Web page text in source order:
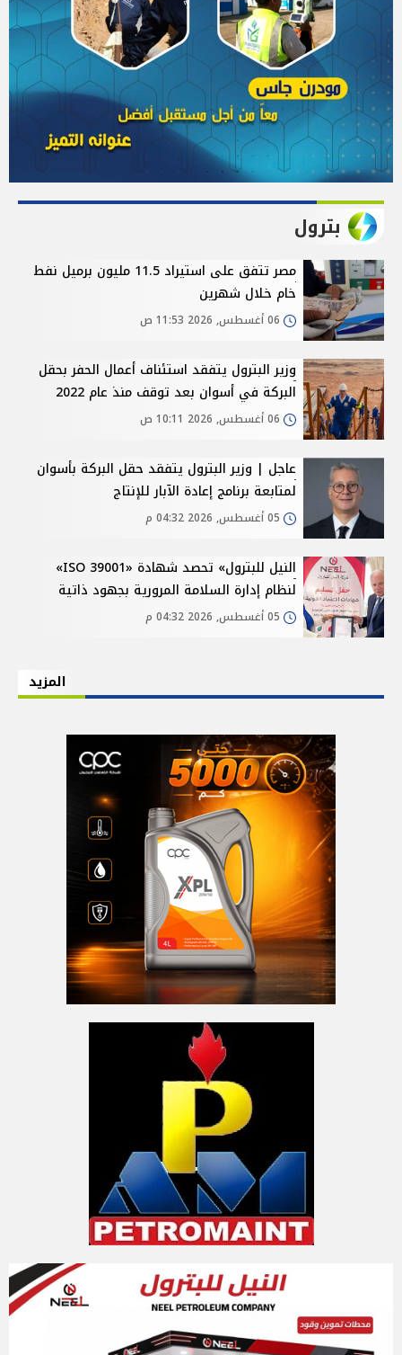
بترول
مصر تتفق على استيراد 11.5 مليون برميل نفط
خام خلال شهرين
وزير البترول يتفقد استئناف أعمال الحفر بحقل
البركة في أسوان بعد توقف منذ عام 2022
عاجل | وزير البترول يتفقد حقل البركة بأسوان
لمتابعة برنامج إعادة الآبار للإنتاج
النيل للبترول» تحصد شهادة «ISO 39001»
لنظام إدارة السلامة المرورية بجهود ذاتية
المزيد